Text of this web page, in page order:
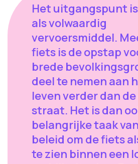
Het uitgangspunt
als volwaardig
vervoersmiddel.
fiets is de opstap
brede
deel te nemen aan
leven verder dan
straat. Het is dan
belangrijke taak
beleid om de fiets
te zien binnen een